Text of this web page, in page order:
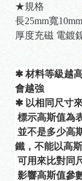
★規格
長25mm寬
厚度充磁 電鍍
✱ 材料等級越
會越強
✱ 以相同尺寸
標示高斯值為
鐵，不能以高
可用來比對同
影響高斯值參